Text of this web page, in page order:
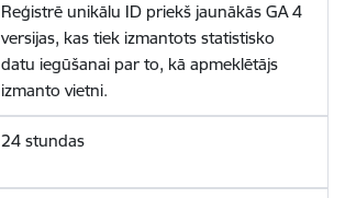
Reģistrē unikālu ID priekš jaunākās GA 4
versijas, kas tiek izmantots statistisko
datu iegūšanai par to, kā apmeklētājs
izmanto vietni.
24 stundas